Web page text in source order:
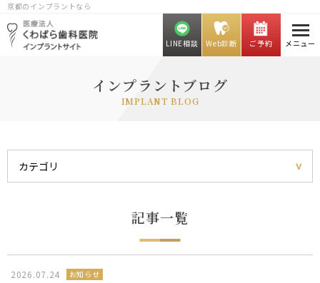
京都のインプラントなら
LINE相談 Web診断 ご予約 メニュー
インプラントブログ
IMPLANT BLOG
記事一覧
2026.07.24 お知らせ